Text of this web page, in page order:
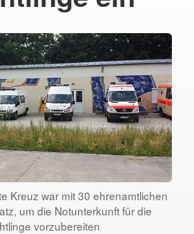
Kreuz war mit 30 ehrenamtlichen
um die Notunterkunft für die
vorzubereiten